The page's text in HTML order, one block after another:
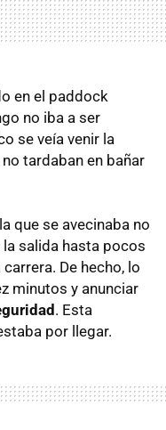
en el paddock
no iba a ser
se veía venir la
tardaban en bañar
que se avecinaba no
salida hasta pocos
De hecho, lo
minutos y anunciar
. Esta
por llegar.